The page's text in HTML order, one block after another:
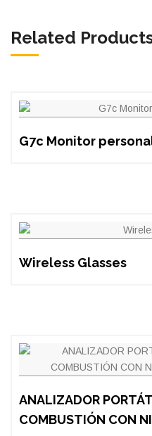
Related
G7c Monitor
Wireless Glasses
ANALIZADOR
COMBUSTIÓN CON